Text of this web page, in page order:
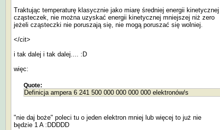
Traktując temperaturę klasycznie jako miarę średniej energii kinetycznej
cząsteczek, nie można uzyskać energii kinetycznej mniejszej niż zero
jeżeli cząsteczki nie poruszają się, nie mogą poruszać się wolniej.
</cit>
i tak dalej i tak dalej.... :D
więc:
Quote:
Definicja ampera 6 241 500 000 000 000 000 elektronów/s
"nie daj boże" poleci tu o jeden elektron mniej lub więcej to już nie
będzie 1 A :DDDDD